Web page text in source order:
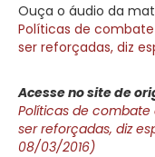
Ouça o áudio da
Políticas de
ser reforçadas, diz
Acesse no site de
Políticas de
ser reforçadas, diz
08/03/2016)